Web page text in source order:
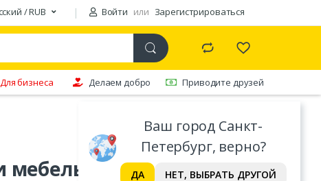
/ RUB Войти или Зарегистрироваться
Ваш город Санкт-
Петербург, верно?
ДА НЕТ, ВЫБРАТЬ ДРУГОЙ
Для бизнеса Делаем добро Приводите друзей
купоны со